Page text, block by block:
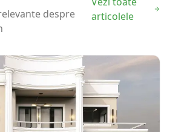
despre
articolele